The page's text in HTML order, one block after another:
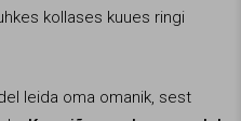
kollases kuues ringi
leida oma omanik, sest